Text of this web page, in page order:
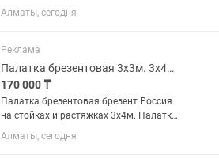
каркасе, от 4-80чел. 2-6 чел. 3х3м. 4-8
чел. 3х4м. 5-10 чел. 3х5м. 5-12 чел.
4.8х4.8м. 10-15...
Алматы, сегодня
Реклама
Палатка брезентовая 3х3м. 3х4м. 3х5м. 3х6м. и Т.Д.
170 000 ₸
Палатка брезентовая брезент Россия
на стойках и растяжках 3х4м. Палатки
брезентовые пр-во Россия армейские
на стойках и растяжках, на каркасе, от
Алматы, сегодня